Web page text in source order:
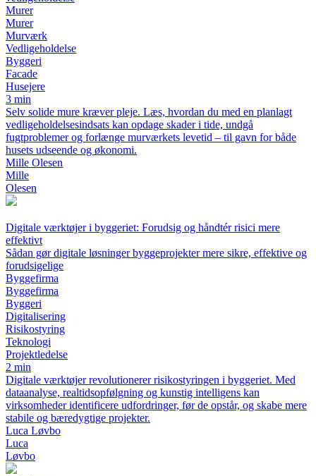
Murer
Murer
Murværk
Vedligeholdelse
Byggeri
Facade
Husejere
3 min
Selv solide mure kræver pleje. Læs, hvordan du med en planlagt
vedligeholdelsesindsats kan opdage skader i tide, undgå
fugtproblemer og forlænge murværkets levetid – til gavn for både
husets udseende og økonomi.
Mille Olesen
Mille
Olesen
Digitale værktøjer i byggeriet: Forudsig og håndtér risici mere
effektivt
Sådan gør digitale løsninger byggeprojekter mere sikre, effektive og
forudsigelige
Byggefirma
Byggefirma
Byggeri
Digitalisering
Risikostyring
Teknologi
Projektledelse
2 min
Digitale værktøjer revolutionerer risikostyringen i byggeriet. Med
dataanalyse, realtidsopfølgning og kunstig intelligens kan
virksomheder identificere udfordringer, før de opstår, og skabe mere
stabile og bæredygtige projekter.
Luca Løvbo
Luca
Løvbo